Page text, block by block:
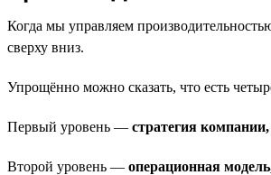
Когда мы управляем
сверху вниз.
Упрощённо можно сказать, что есть
Первый уровень — стратегия компании,
Второй уровень — операционная